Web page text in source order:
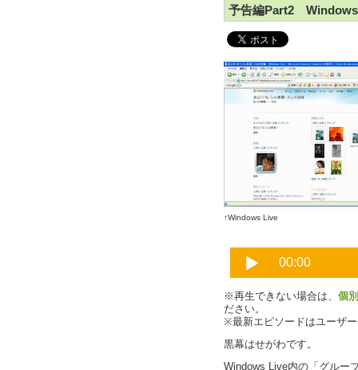
予告編Part2
↑Windows Live
※再生できない場合は、 個
ださい。
※最新エピソードはユーザ
黒幕はせがわです。
Windows Live内の「グルー